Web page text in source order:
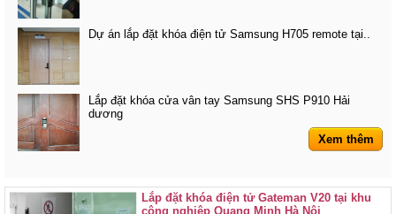
Dự án lắp đặt khóa điện tử Samsung H705 remote tại..
Lắp đặt khóa cửa vân tay Samsung SHS P910 Hải
dương
Xem thêm
Lắp đặt khóa điện tử Gateman V20 tại khu
công nghiệp Quang Minh Hà Nội